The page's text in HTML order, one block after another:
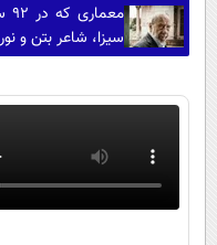
سیزا، شاعر بتن و